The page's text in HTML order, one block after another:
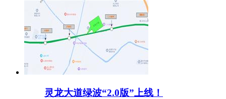
灵龙大道绿波“2.0版”上线！